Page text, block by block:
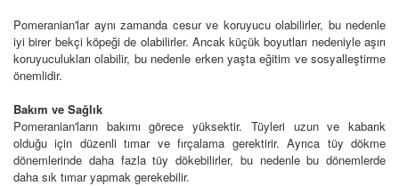
Pomeranian'lar aynı zamanda cesur ve koruyucu olabilirler, bu nedenle
iyi birer bekçi köpeği de olabilirler. Ancak küçük boyutları nedeniyle aşırı
koruyuculukları olabilir, bu nedenle erken yaşta eğitim ve sosyalleştirme
önemlidir.
Bakım ve Sağlık
Pomeranian'ların bakımı görece yüksektir. Tüyleri uzun ve kabarık
olduğu için düzenli tımar ve fırçalama gerektirir. Ayrıca tüy dökme
dönemlerinde daha fazla tüy dökebilirler, bu nedenle bu dönemlerde
daha sık tımar yapmak gerekebilir.